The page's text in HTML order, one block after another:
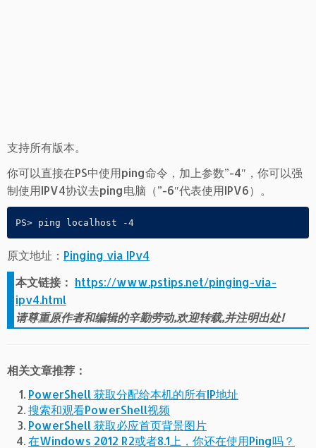
支持所有版本。
你可以直接在PS中使用ping命令，加上参数”-4″，你可以强
制使用IPV4协议去ping电脑（”-6″代表使用IPV6）。
原文地址： Pinging via IPv4
本文链接： https://www.pstips.net/pinging-via-
ipv4.html
请尊重原作者和编辑的辛勤劳动,欢迎转载,并注明出处!
相关文章推荐：
PowerShell 获取分配给本机的所有IP地址
搜索和观看PowerShell视频
PowerShell 获取必应首页背景图片
在Windows 2012 R2或者8.1上，你还在使用Ping吗？